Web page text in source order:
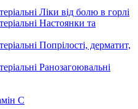
Ліки від болю в горлі
Настоянки та
Попрілості, дерматит,
Ранозагоювальні
C